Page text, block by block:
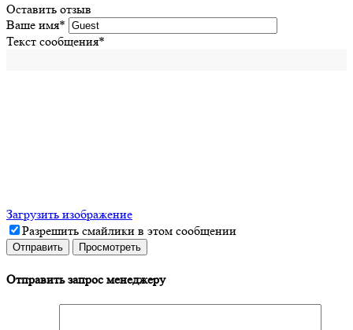
Оставить отзыв
Ваше имя*
Текст сообщения*
Загрузить изображение
Разрешить смайлики в этом сообщении
Отправить запрос менеджеру